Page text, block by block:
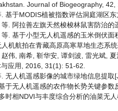
Journal of Biogeography,
基于MODIS植被指数评估洞庭湖区
. 阿拉善左旗天然梭梭林鼠害防治
. 基于小型无人机遥感的玉米倒伏
机航拍在青藏高原高寒草地生态系
伟, 南希, 靳华安, 谭剑波, 雷光斌,
应用, 2016, 31(1): 51-62.
无人机遥感影像的城市绿地信息提
于无人机遥感的农作物长势关键参
时相NDVI与丰度综合分析的油菜无